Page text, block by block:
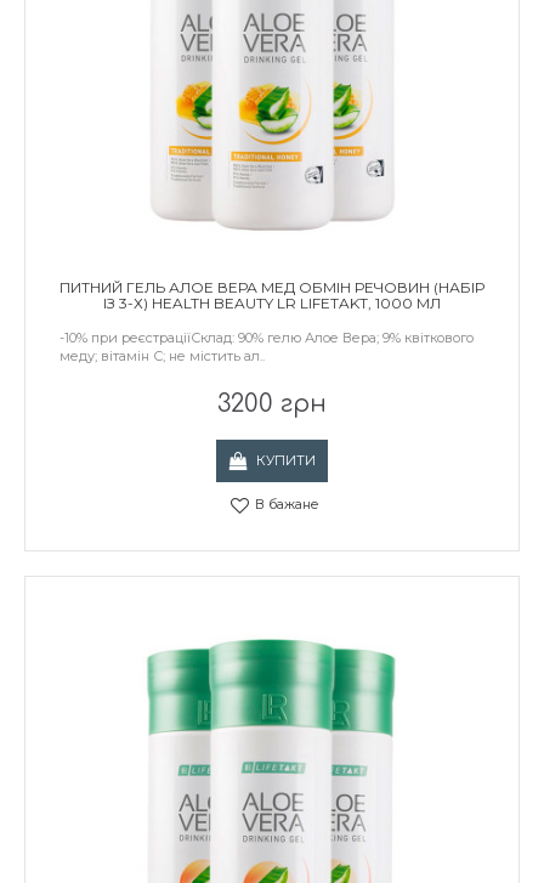
ПИТНИЙ ГЕЛЬ АЛОЕ ВЕРА МЕД ОБМІН РЕЧОВИН (НАБІР
ІЗ 3-Х) HEALTH BEAUTY LR LIFETAKT, 1000 МЛ
-10% при реєстраціїСклад: 90% гелю Алое Вера; 9% квіткового
меду; вітамін С; не містить ал..
3200 грн
КУПИТИ
В бажане